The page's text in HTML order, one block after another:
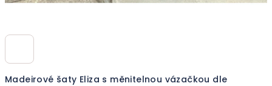
Madeirové šaty Eliza s měnitelnou vázačkou dle